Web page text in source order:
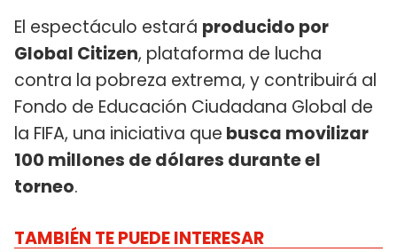
El espectáculo estará producido por
Global Citizen, plataforma de lucha
contra la pobreza extrema, y contribuirá al
Fondo de Educación Ciudadana Global de
la FIFA, una iniciativa que busca movilizar
100 millones de dólares durante el
torneo.
TAMBIÉN TE PUEDE INTERESAR